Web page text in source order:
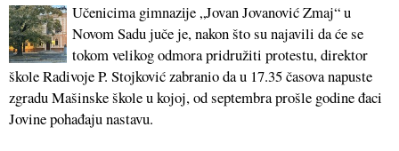
Učenicima gimnazije „Jovan Jovanović Zmaj“ u
Novom Sadu juče je, nakon što su najavili da će se
tokom velikog odmora pridružiti protestu, direktor
škole Radivoje P. Stojković zabranio da u 17.35 časova napuste
zgradu Mašinske škole u kojoj, od septembra prošle godine đaci
Jovine pohađaju nastavu.